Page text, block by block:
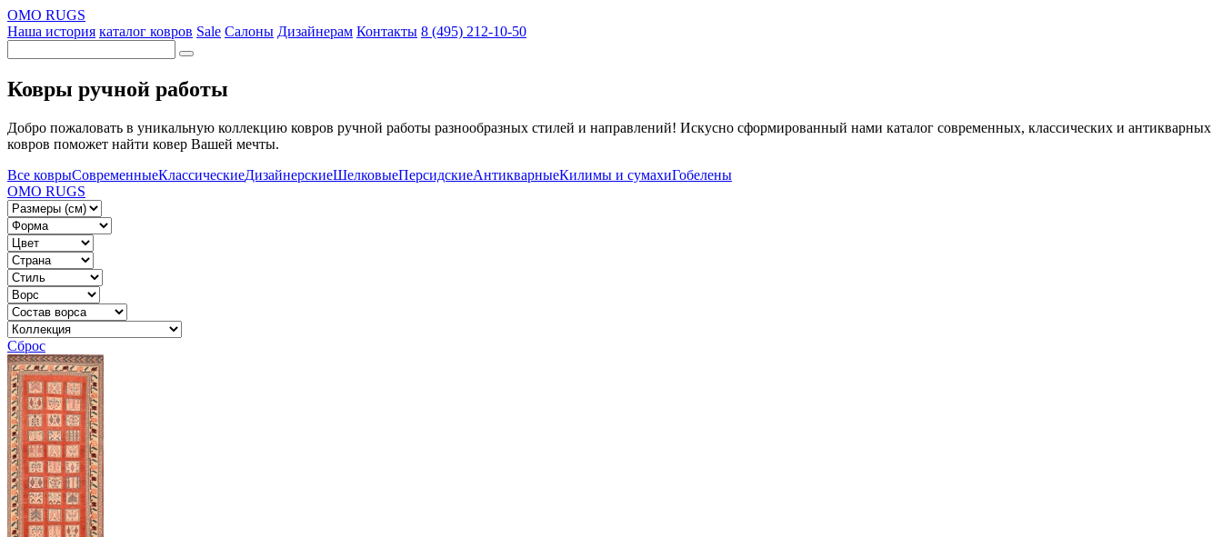
OMO RUGS
Наша история каталог ковров Sale Салоны Дизайнерам Контакты 8 (495) 212-10-50
Ковры ручной работы
Добро пожаловать в уникальную коллекцию ковров ручной работы разнообразных стилей и направлений! Искусно сформированный нами каталог современных, классических и антикварных
ковров поможет найти ковер Вашей мечты.
Все коврыСовременныеКлассическиеДизайнерскиеШелковыеПерсидскиеАнтикварныеКилимы и сумахиГобелены
OMO RUGS
Сброс